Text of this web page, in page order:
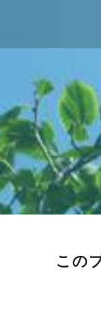
この